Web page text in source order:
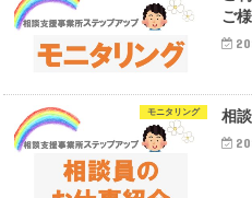
ご
モニタリング 相